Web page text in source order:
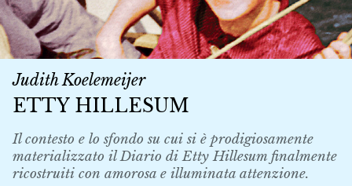
Judith Koelemeijer
ETTY HILLESUM
Il contesto e lo sfondo su cui si è prodigiosamente
materializzato il Diario di Etty Hillesum finalmente
ricostruiti con amorosa e illuminata attenzione.